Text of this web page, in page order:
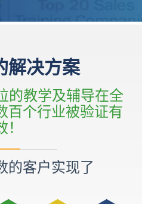
解决方案
的教学及辅导在全
百个行业被验证有
！
的客户实现了